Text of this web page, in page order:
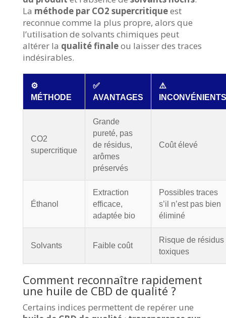
La méthode par CO2 supercritiqueest
reconnue comme la plus propre, alors que
l’utilisation de solvants chimiques peut
altérer la qualité finaleou laisser des traces
indésirables.
⚙️
MÉTHODE
✅
AVANTAGES
⚠️
INCONVÉNIENTS
CO2
supercritique
Grande
pureté, pas
de résidus,
arômes
préservés
Coût élevé
Éthanol
Extraction
efficace,
adaptée bio
Possibles traces
s’il n’est pas bien
éliminé
Solvants Faible coût
Risque de résidus
toxiques
Comment reconnaître rapidement
une huile de CBD de qualité ?
Certains indices permettent de repérer une